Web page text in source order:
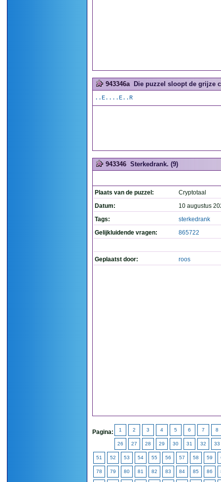
943346a Die puzzel sloopt de grijze
..E....E..R
943346 Sterkedrank. (9)
Plaats van de puzzel:
Cryptotaal
Datum:
10 augustus
Tags:
sterkedrank
Gelijkluidende vragen:
865722
Geplaatst door: roos
Pagina: 1 2 3 4 5 6 7 8
26 27 28 29 30 31 32 33
51 52 53 54 55 56 57 58 59
78 79 80 81 82 83 84 85 86